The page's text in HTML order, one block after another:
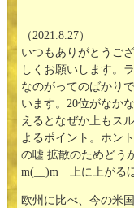
（2021.8.27）
いつもありがとうご
しくお願いします。
なのがってのばかり
います。20位がなか
えるとなぜか上もス
よるポイント。ホ
の嘘 拡散のためどう
m(__)m 上に上がる
欧州に比べ、今の米